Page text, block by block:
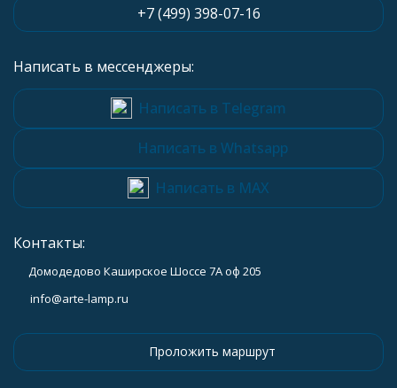
+7 (499) 398-07-16
Написать в мессенджеры:
Написать в Telegram
Написать в Whatsapp
Написать в MAX
Контакты:
Домодедово Каширское Шоссе 7А оф 205
info@arte-lamp.ru
Проложить маршрут